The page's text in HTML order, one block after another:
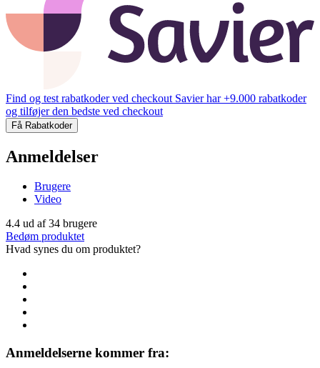
Find og test rabatkoder ved checkout Savier har +9.000 rabatkoder
og tilføjer den bedste ved checkout
Få Rabatkoder
Anmeldelser
Brugere
Video
4.4 ud af34 brugere
Bedøm produktet
Hvad synes du om produktet?
Anmeldelserne kommer fra: